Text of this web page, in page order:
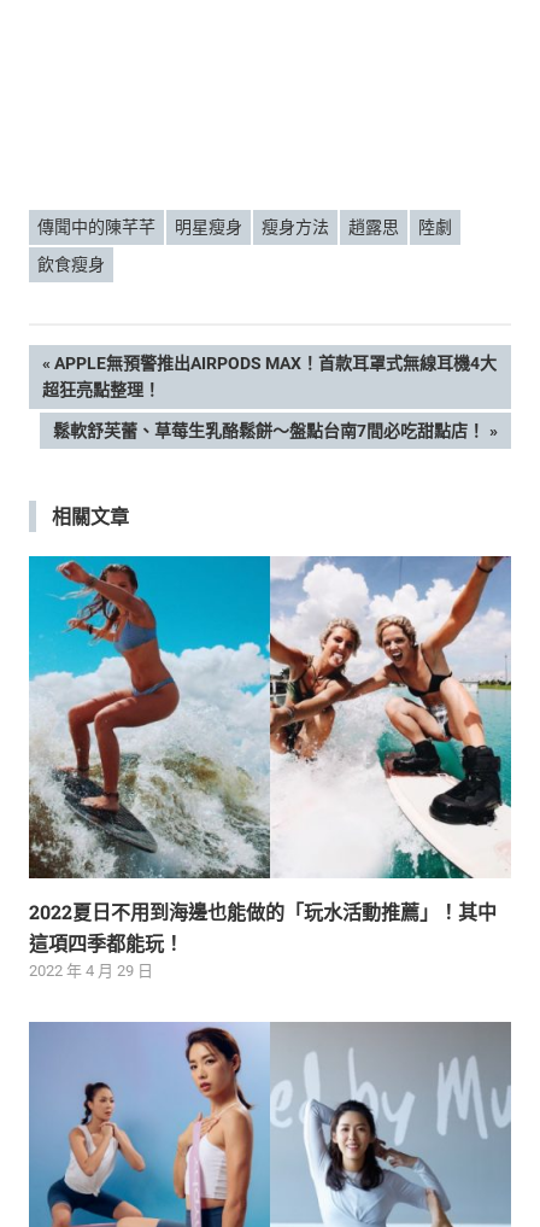
傳聞中的陳芊芊 明星瘦身 瘦身方法 趙露思
陸劇
飲食瘦身
文
章
覽
PREVIOUS
POST:
APPLE無預警推出AIRPODS MAX！首款耳罩式無線耳機4大
超狂亮點整理！
NEXT
鬆軟舒芙蕾、草莓生乳酪鬆餅～盤點台南7間必吃甜點店！
相關文章
2022夏日不用到海邊也能做的「玩水活動推薦」！其中
這項四季都能玩！
2022 年 4 月 29 日